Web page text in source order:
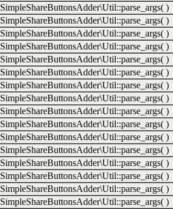
SimpleShareButtonsAdder\Util::parse_args( )
SimpleShareButtonsAdder\Util::parse_args( )
SimpleShareButtonsAdder\Util::parse_args( )
SimpleShareButtonsAdder\Util::parse_args( )
SimpleShareButtonsAdder\Util::parse_args( )
SimpleShareButtonsAdder\Util::parse_args( )
SimpleShareButtonsAdder\Util::parse_args( )
SimpleShareButtonsAdder\Util::parse_args( )
SimpleShareButtonsAdder\Util::parse_args( )
SimpleShareButtonsAdder\Util::parse_args( )
SimpleShareButtonsAdder\Util::parse_args( )
SimpleShareButtonsAdder\Util::parse_args( )
SimpleShareButtonsAdder\Util::parse_args( )
SimpleShareButtonsAdder\Util::parse_args( )
SimpleShareButtonsAdder\Util::parse_args( )
SimpleShareButtonsAdder\Util::parse_args( )